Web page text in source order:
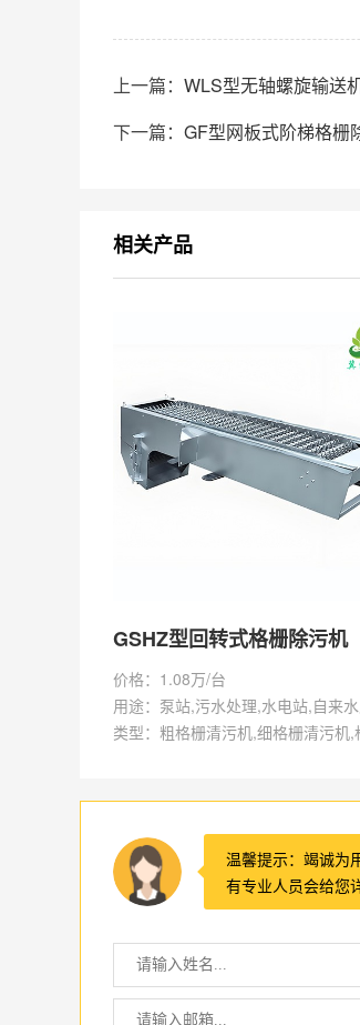
上一篇： WLS型无轴螺旋输送
下一篇： GF型网板式阶梯格栅
相关产品
GSHZ型回转式格栅除污机
价格：1.08万/台
温馨提示：竭诚为
有专业人员会给您